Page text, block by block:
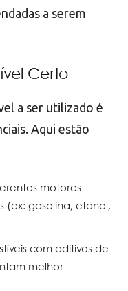
a serem
Certo
a ser utilizado é
Aqui estão
motores
(ex: gasolina, etanol,
com aditivos de
melhor